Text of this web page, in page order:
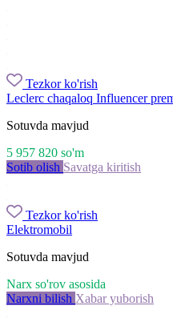
Tezkor ko'rish
Leclerc chaqaloq Influencer
Sotuvda mavjud
5 957 820 so'm
Sotib olish Savatga kiritish
Tezkor ko'rish
Elektromobil
Sotuvda mavjud
Narx so'rov asosida
Narxni bilish Xabar yuborish